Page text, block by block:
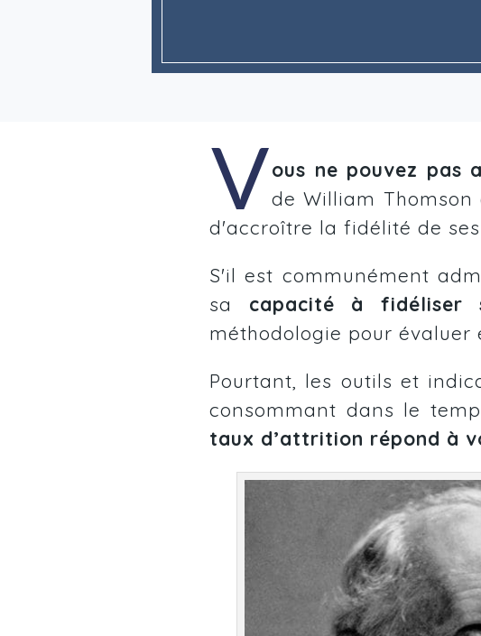
V ous ne pouvez pas
de William Thomson
d'accroître la fidélité de
S'il est communément
sa capacité à fidéliser
méthodologie pour
Pourtant, les outils et
consommant dans le
taux d’attrition répond à